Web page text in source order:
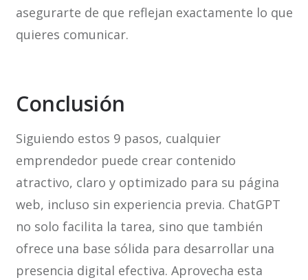
asegurarte de que reflejan exactamente lo que
quieres comunicar.
Conclusión
Siguiendo estos 9 pasos, cualquier
emprendedor puede crear contenido
atractivo, claro y optimizado para su página
web, incluso sin experiencia previa. ChatGPT
no solo facilita la tarea, sino que también
ofrece una base sólida para desarrollar una
presencia digital efectiva. Aprovecha esta